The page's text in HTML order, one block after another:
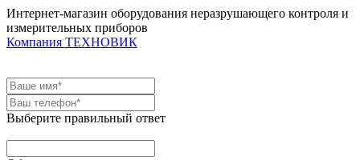
Интернет-магазин оборудования неразрушающего контроля и
измерительных приборов
Компания ТЕХНОВИК
Выберите правильный ответ